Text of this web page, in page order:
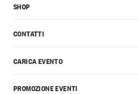
CONTATTI
CARICA EVENTO
PROMOZIONE EVENTI
SHOP